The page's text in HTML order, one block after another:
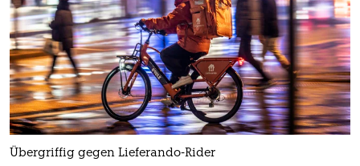
Übergriffig gegen Lieferando-Rider